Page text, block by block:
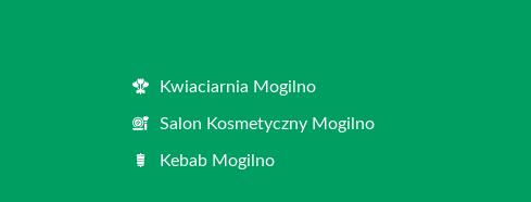
Kwiaciarnia Mogilno
Salon Kosmetyczny Mogilno
Kebab Mogilno